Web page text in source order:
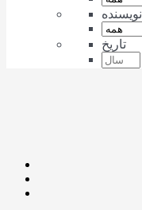
نویسنده
تاریخ